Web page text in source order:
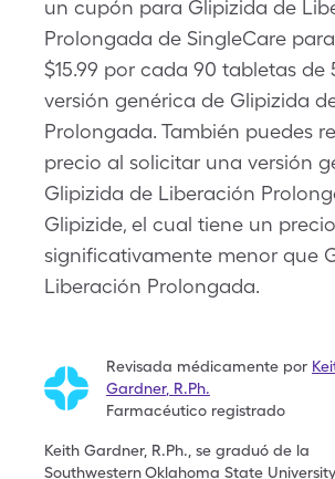
un cupón para Glipizida de
Prolongada de SingleCare
$15.99 por cada 90 tabletas de
versión genérica de Glipizida
Prolongada. También puedes
precio al solicitar una versión
Glipizida de Liberación
Glipizide, el cual tiene un precio
significativamente menor que
Liberación Prolongada.
Revisada médicamente por
Gardner, R.Ph.
Farmacéutico registrado
Keith Gardner, R.Ph., se graduó de la
SouthwesternOklahoma State